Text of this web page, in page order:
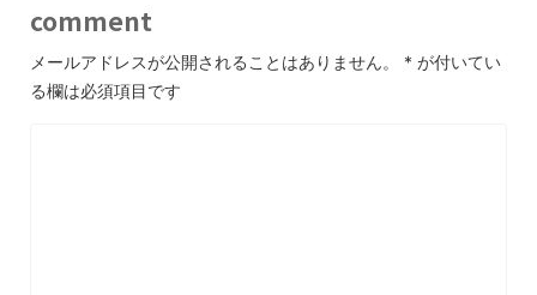
comment
メールアドレスが公開されることはありません。 * が付いてい
る欄は必須項目です